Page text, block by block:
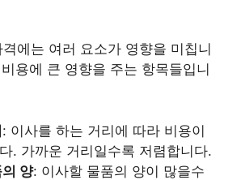
에는 여러 요소가 영향을 미칩니
용에 큰 영향을 주는 항목들입니
: 이사를 하는 거리에 따라 비용이
. 가까운 거리일수록 저렴합니다.
양: 이사할 물품의 양이 많을수